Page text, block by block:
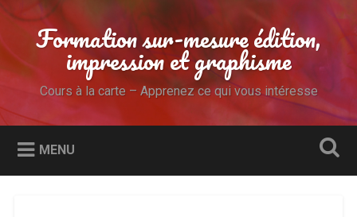
Accéder
au
contenu
principal
RechercheFormation sur-mesure édition,
impression et graphisme
Cours à la carte – Apprenez ce qui vous intéresse
MENU